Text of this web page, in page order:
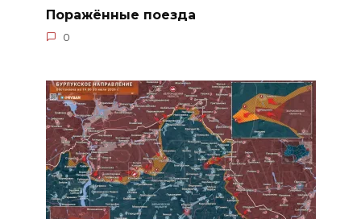
Поражённые поезда
0